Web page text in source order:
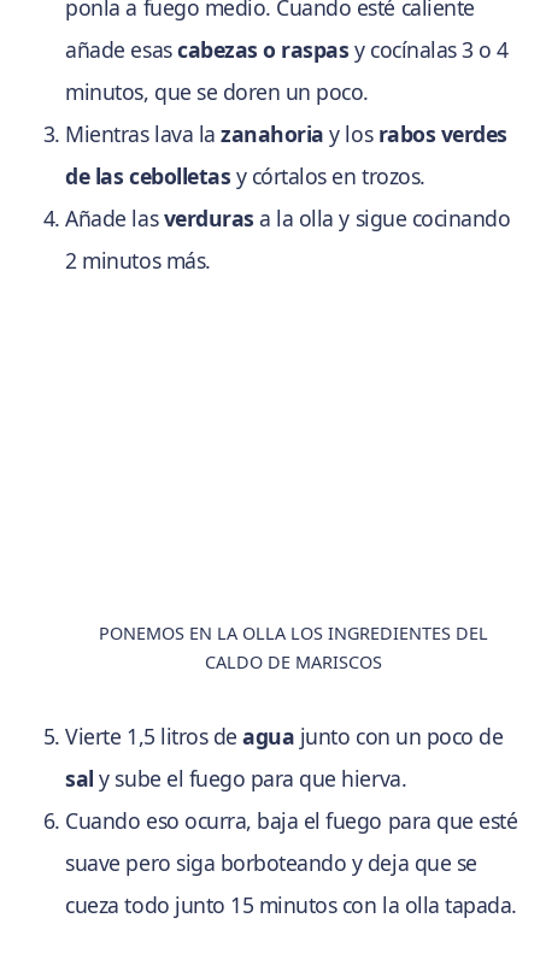
ponla a fuego medio. Cuando esté caliente
añade esascabezas o raspas y cocínalas 3 o 4
minutos, que se doren un poco.
Mientras lava lazanahoria y los rabos verdes
de las cebolletas y córtalos en trozos.
Añade lasverduras a la olla y sigue cocinando
2 minutos más.
PONEMOS EN LA OLLA LOS INGREDIENTES DEL
CALDO DE MARISCOS
Vierte 1,5 litros deagua junto con un poco de
sal y sube el fuego para que hierva.
Cuando eso ocurra, baja el fuego para que esté
suave pero siga borboteando y deja que se
cueza todo junto 15 minutos con la olla tapada.